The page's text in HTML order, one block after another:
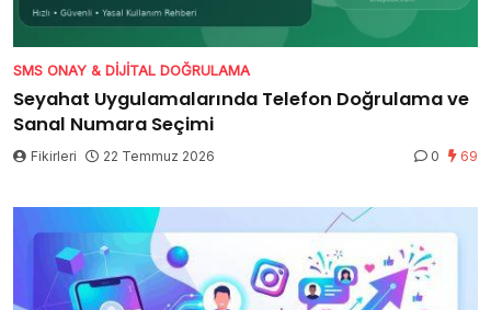
SMS ONAY & DIJITAL DOĞRULAMA
Seyahat Uygulamalarında Telefon Doğrulama ve
Sanal Numara Seçimi
Fikirleri 22 Temmuz 2026 0 69